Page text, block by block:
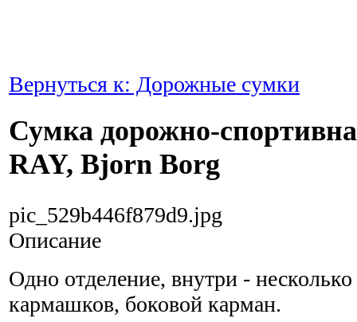
Вернуться к: Дорожные сумки
Сумка дорожно-
RAY, Bjorn Borg
pic_529b446f879d9.jpg
Описание
Одно отделение, внутри -
кармашков, боковой карман.